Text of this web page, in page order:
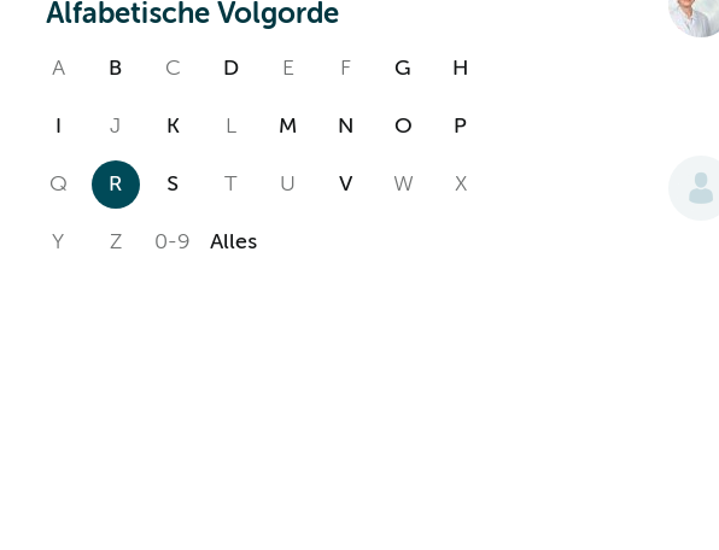
Alfabetische Volgorde
A B C D E F G H
J K L M N O P
Q R S T U V W X
Y Z 0-9 Alles